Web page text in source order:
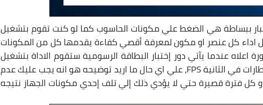
ببساطة هي الضغط علي مكونات الحاسوب كما لو كنت تقوم بتشغيل
اداء كل عنصر او مكون لمعرفة أقصي كفاءة يقدمها كل من المكونات
عندما يآتي دور إختبار البطاقة الرسومية ستقوم الاداة بتشغيل
بعض العروض المتحركه لمعرفة معدل الاطارات في الثانية FPS، علي اي حال ما اريد توضيحه هو انه يجب عليك عدم
كل فترة قصيرة حتي لا يؤدي ذلك إلي تلف إحدي مكونات الجهاز نتيجه